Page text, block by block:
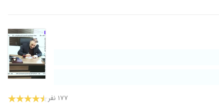
۱۷۷ نفر